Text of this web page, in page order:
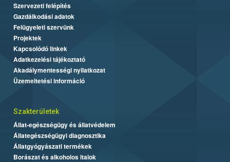
Szervezeti felépítés
Gazdálkodási adatok
Felügyeleti szervünk
Projektek
Kapcsolódó linkek
Adatkezelési tájékoztató
Akadálymentességi nyilatkozat
Üzemeltetési információ
Szakterületek
Állat-egészségügy és állatvédelem
Állategészségügyi diagnosztika
Állatgyógyászati termékek
Borászat és alkoholos italok